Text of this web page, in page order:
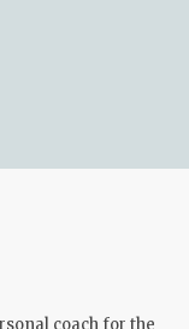
coach for the